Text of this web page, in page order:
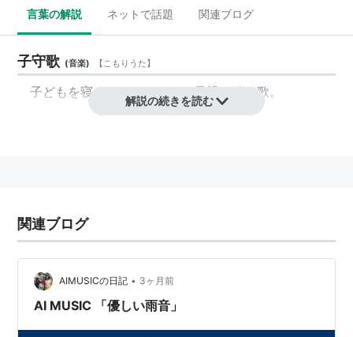
言葉の解説 ネットで話題 関連ブログ
子守歌 (音楽) 【こもりうた】
子どもを寝かしつけるときに母親が歌う歌。
解説の続きを読む
関連ブログ
AIMUSICの日記 • 3ヶ月前
AI MUSIC 「優しい雨音」